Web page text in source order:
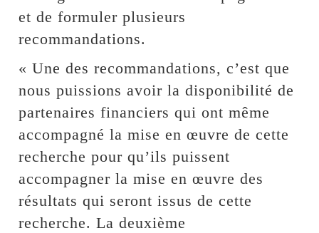
et de formuler plusieurs
recommandations.
« Une des recommandations, c’est que
nous puissions avoir la disponibilité de
partenaires financiers qui ont même
accompagné la mise en œuvre de cette
recherche pour qu’ils puissent
accompagner la mise en œuvre des
résultats qui seront issus de cette
recherche. La deuxième